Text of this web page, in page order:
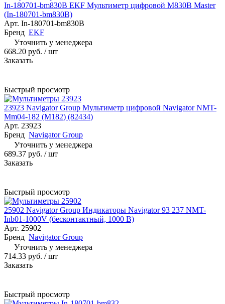
In-180701-bm830B EKF Мультиметр цифровой M830B Master
(In-180701-bm830B)
Арт. In-180701-bm830B
Бренд EKF
Уточнить у менеджера
668.20 руб. / шт
Заказать
Быстрый просмотр
23923 Navigator Group Мультиметр цифровой Navigator NMT-
Mm04-182 (M182) (82434)
Арт. 23923
Бренд Navigator Group
Уточнить у менеджера
689.37 руб. / шт
Заказать
Быстрый просмотр
25902 Navigator Group Индикаторы Navigator 93 237 NMT-
Inb01-1000V (бесконтактный, 1000 В)
Арт. 25902
Бренд Navigator Group
Уточнить у менеджера
714.33 руб. / шт
Заказать
Быстрый просмотр